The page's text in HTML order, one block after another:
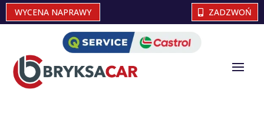
WYCENA NAPRAWY ZADZWOŃ